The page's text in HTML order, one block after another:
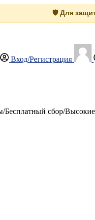
🛡️ Для
Вход/Регистрация
Бесплатный сбор/